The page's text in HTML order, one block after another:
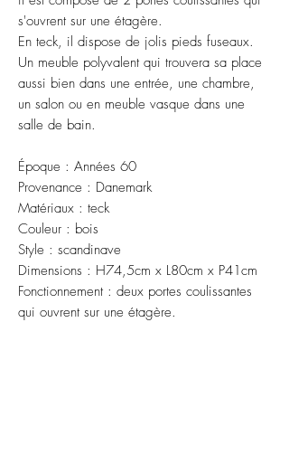
s'ouvrent sur une étagère.
En teck, il dispose de jolis pieds fuseaux.
Un meuble polyvalent qui trouvera sa place
aussi bien dans une entrée, une chambre,
un salon ou en meuble vasque dans une
salle de bain.
Époque : Années 60
Provenance : Danemark
Matériaux : teck
Couleur : bois
Style : scandinave
Dimensions : H74,5cm x L80cm x P41cm
Fonctionnement : deux portes coulissantes
qui ouvrent sur une étagère.